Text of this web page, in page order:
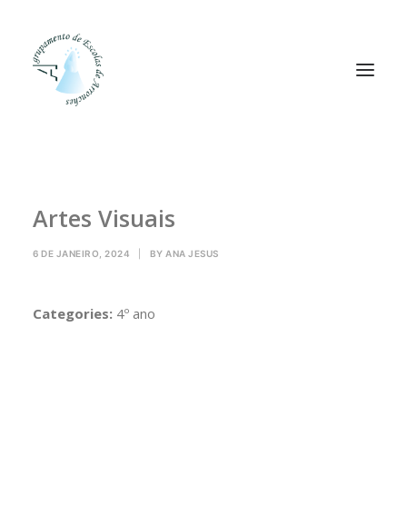
Alunos
Pessoal
Projetos
Artes Visuais
6 DE JANEIRO, 2024 BY ANA JESUS
Categories: 4º ano